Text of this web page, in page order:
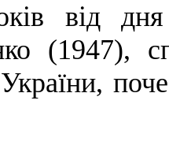
від дня
(1947),